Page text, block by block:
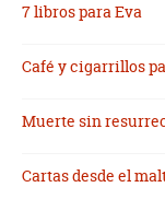
7 libros para Eva
Café y cigarrillos
Muerte sin
Cartas desde el